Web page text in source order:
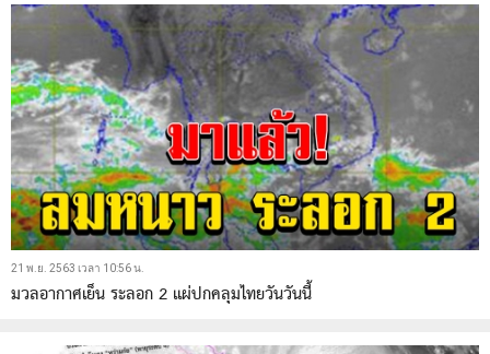
21 พ.ย. 2563 เวลา 10:56 น.
มวลอากาศเย็น ระลอก 2 แผ่ปกคลุมไทยวันวันนี้